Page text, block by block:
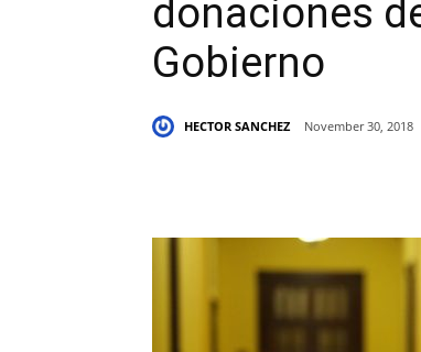
donaciones
Gobierno
HECTOR SANCHEZ November 30, 2018